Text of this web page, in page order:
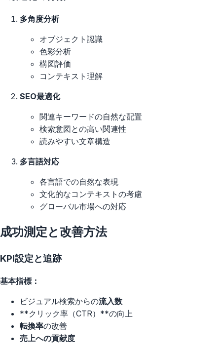
多角度分析
オブジェクト認識
色彩分析
構図評価
コンテキスト理解
SEO最適化
関連キーワードの自然な配置
検索意図との高い関連性
読みやすい文章構造
多言語対応
各言語での自然な表現
文化的なコンテキストの考慮
グローバル市場への対応
成功測定と改善方法
KPI設定と追跡
基本指標：
ビジュアル検索からの流入数
**クリック率（CTR）**の向上
転換率の改善
売上への貢献度